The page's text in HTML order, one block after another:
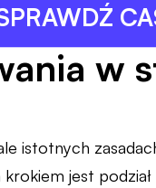
w
istotnych
jest